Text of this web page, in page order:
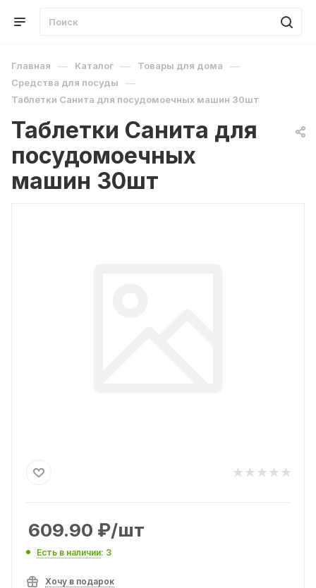
Главная — Каталог — Товары для дома —
Средства для посуды —
Таблетки Санита для посудомоечных машин 30шт
Таблетки Санита для
посудомоечных
машин 30шт
609.90 ₽/шт
Есть в наличии: 3
Хочу в подарок